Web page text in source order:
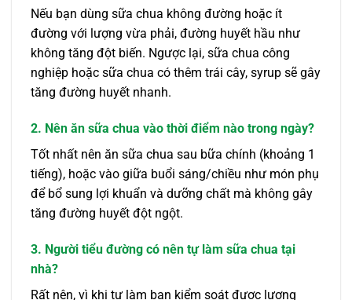
Nếu bạn dùng sữa chua không đường hoặc ít
đường với lượng vừa phải, đường huyết hầu như
không tăng đột biến. Ngược lại, sữa chua công
nghiệp hoặc sữa chua có thêm trái cây, syrup sẽ gây
tăng đường huyết nhanh.
2. Nên ăn sữa chua vào thời điểm nào trong ngày?
Tốt nhất nên ăn sữa chua sau bữa chính (khoảng 1
tiếng), hoặc vào giữa buổi sáng/chiều như món phụ
để bổ sung lợi khuẩn và dưỡng chất mà không gây
tăng đường huyết đột ngột.
3. Người tiểu đường có nên tự làm sữa chua tại
nhà?
Rất nên, vì khi tự làm bạn kiểm soát được lượng